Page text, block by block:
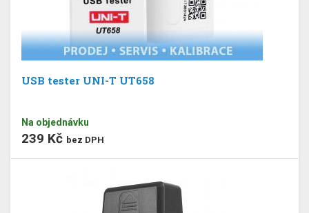
USB tester UNI-T UT658
Na objednávku
239 Kč bez DPH